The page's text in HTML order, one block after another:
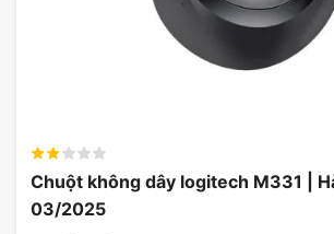
Chuột không dây logitech M331 |
03/2025